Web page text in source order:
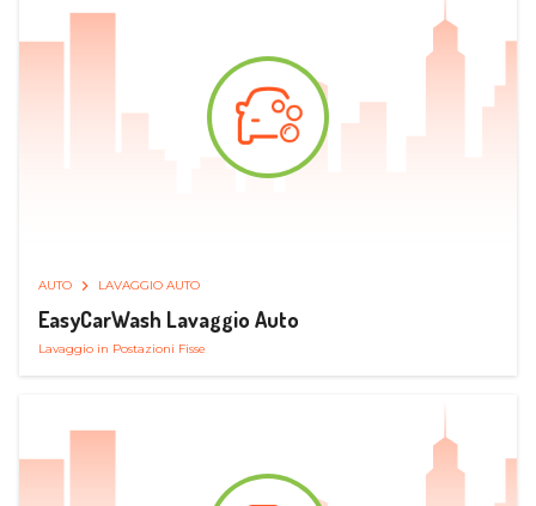
AUTO LAVAGGIO AUTO
EasyCarWash Lavaggio Auto
Lavaggio in Postazioni Fisse